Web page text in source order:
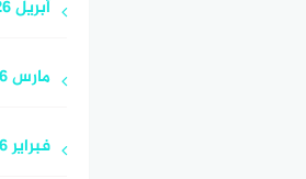
أبريل 2026
مارس 2026
فبراير 2026